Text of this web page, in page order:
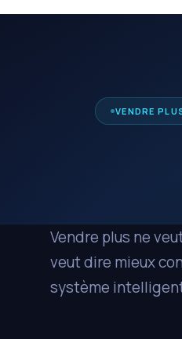
VENDRE
Vendre plus ne
veut dire mieux
système